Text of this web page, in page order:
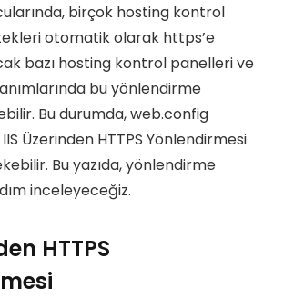
birçok hosting kontrol
otomatik olarak https’e
bazı hosting kontrol panelleri ve
bu yönlendirme
Bu durumda, web.config
Üzerinden HTTPS Yönlendirmesi
Bu yazıda, yönlendirme
inceleyeceğiz.
HTTPS